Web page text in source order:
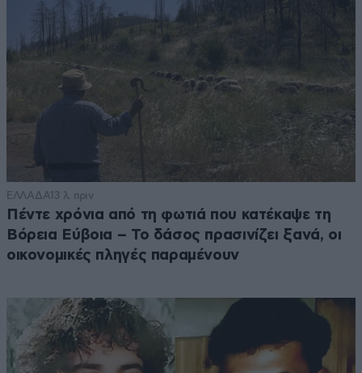
ΕΛΛΑΔΑ13 λ. πριν
Πέντε χρόνια από τη φωτιά που κατέκαψε τη
Βόρεια Εύβοια – Το δάσος πρασινίζει ξανά, οι
οικονομικές πληγές παραμένουν